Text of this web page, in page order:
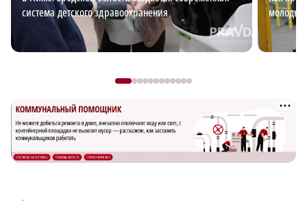
система детского здравоохранения
молодых